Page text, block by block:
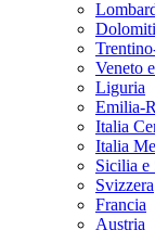
Dolomiti
Veneto
Liguria
Emilia-
Italia
Italia
Sicilia e
Svizzera
Francia
Austria